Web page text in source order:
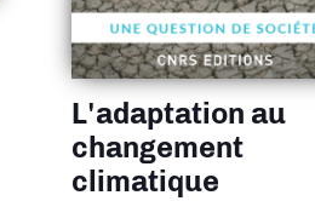
L'adaptation au
changement
climatique